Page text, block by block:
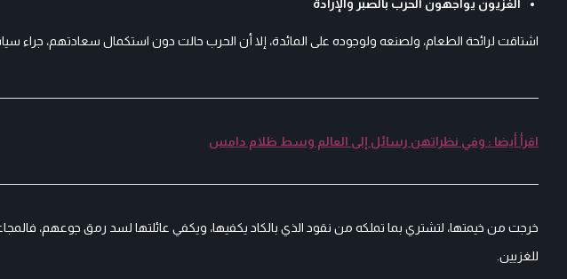
الغزيون يواجهون الحرب بالصبر والإرادة
اشتاقت لرائحة الطعام، ولصنعه ولوجوده على المائدة، إلا أن الحرب حالت دون استكمال سعادتهم، جراء
اقرأ أيضا : وفي نظراتهن رسائل إلى العالم وسط ظلام دامس
خرجت من خيمتها، لتشتري بما تملكه من نقود الذي بالكاد يكفيها، ويكفي عائلتها لسد رمق جوعهم،
للغزيين.